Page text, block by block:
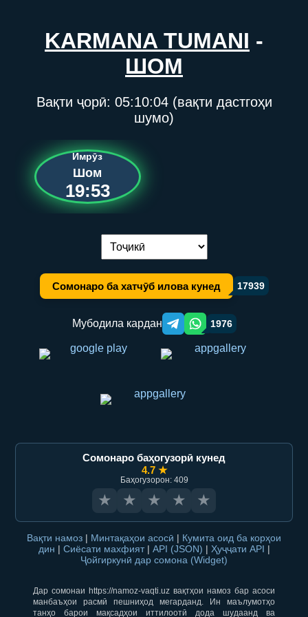
KARMANA TUMANI -
ШОМ
Вақти ҷорӣ: 05:10:04(вақти дастгоҳи
шумо)
Имрӯз
Шом
19:53
Иваз кардани забон:
Сомонаро ба хатчӯб илова кунед 17939
Мубодила кардан Telegram orqali ulashish
WhatsApp orqali ulashish
1976
Сомонаро баҳогузорӣ кунед
4.7 ★
Баҳогузорон: 409
★ ★ ★ ★ ★
Вақти намоз | Минтақаҳои асосӣ | Кумита оид ба корҳои
дин | Сиёсати махфият | API (JSON) | Ҳуҷҷати API |
Ҷойгиркунӣ дар сомона (Widget)
Дар сомонаи https://namoz-vaqti.uz вақтҳои намоз бар асоси
манбаъҳои расмӣ пешниҳод мегарданд. Ин маълумотҳо
танҳо барои мақсадҳои иттилоотӣ дода шудаанд ва